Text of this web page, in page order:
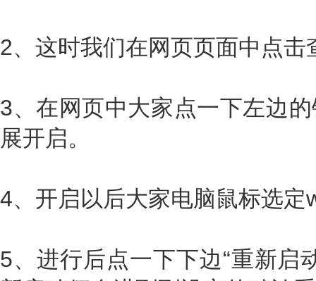
2、这时我们在网页页面中点击
3、在网页中大家点一下左边
展开启。
4、开启以后大家电脑鼠标选
5、进行后点一下下边“重新启